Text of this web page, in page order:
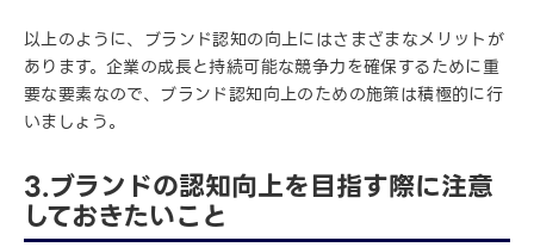
以上のように、ブランド認知の向上にはさまざまなメリットが
あります。企業の成長と持続可能な競争力を確保するために重
要な要素なので、ブランド認知向上のための施策は積極的に行
いましょう。
3.ブランドの認知向上を目指す際に注意
しておきたいこと